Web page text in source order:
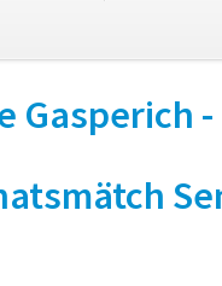
Gasperich